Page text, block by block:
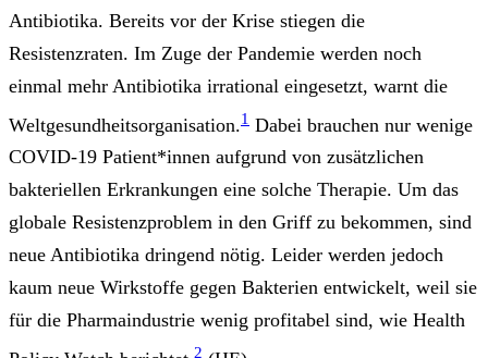
Antibiotika. Bereits vor der Krise stiegen die
Resistenzraten. Im Zuge der Pandemie werden noch
einmal mehr Antibiotika irrational eingesetzt, warnt die
Weltgesundheitsorganisation.1 Dabei brauchen nur wenige
COVID-19 Patient*innen aufgrund von zusätzlichen
bakteriellen Erkrankungen eine solche Therapie. Um das
globale Resistenzproblem in den Griff zu bekommen, sind
neue Antibiotika dringend nötig. Leider werden jedoch
kaum neue Wirkstoffe gegen Bakterien entwickelt, weil sie
für die Pharmaindustrie wenig profitabel sind, wie Health
2